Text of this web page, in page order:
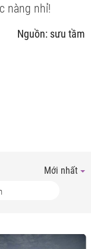
nàng nhỉ!
Nguồn: sưu tầm
Mới nhất